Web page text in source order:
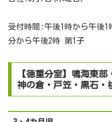
受付時間:午後1時から午後1
分から午後2時 第1子
【徳重分室】鳴海東部
神の倉・戸笠・黒石・